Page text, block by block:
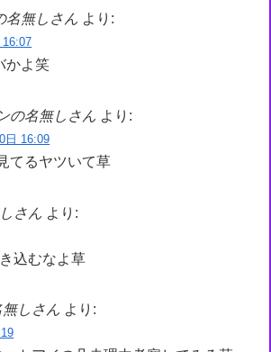
名無しさん より:
16:07
かよ笑
の名無しさん より:
日 16:09
てるヤツいて草
さん より:
込むなよ草
しさん より: